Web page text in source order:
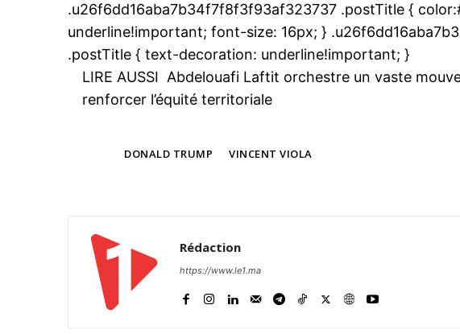
.u26f6dd16aba7b34f7f8f3f93af323737 .postTitle {
underline!important; font-size: 16px; }
.postTitle { text-decoration: underline!important; }
LIRE AUSSI Abdelouafi Laftit orchestre un vaste
renforcer l’équité territoriale
DONALD TRUMP VINCENT VIOLA
Rédaction
https://www.le1.ma